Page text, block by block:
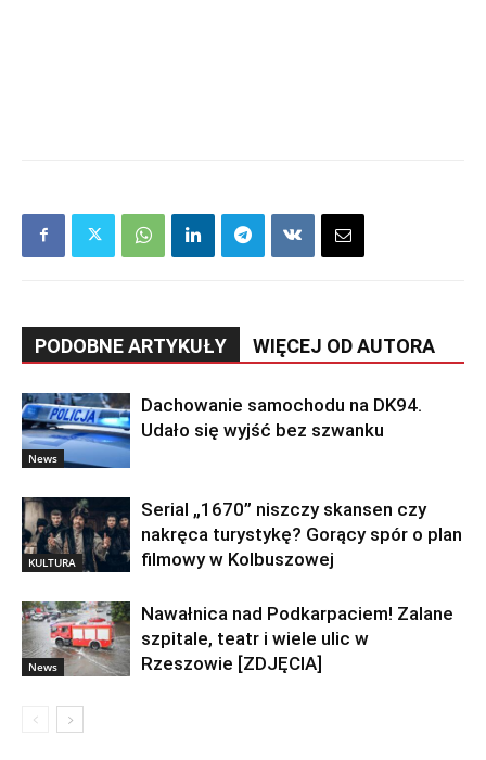
PODOBNE ARTYKUŁY WIĘCEJ OD AUTORA
News
Dachowanie samochodu na DK94.
Udało się wyjść bez szwanku
KULTURA
Serial „1670” niszczy skansen czy
nakręca turystykę? Gorący spór o plan
filmowy w Kolbuszowej
News
Nawałnica nad Podkarpaciem! Zalane
szpitale, teatr i wiele ulic w
Rzeszowie [ZDJĘCIA]